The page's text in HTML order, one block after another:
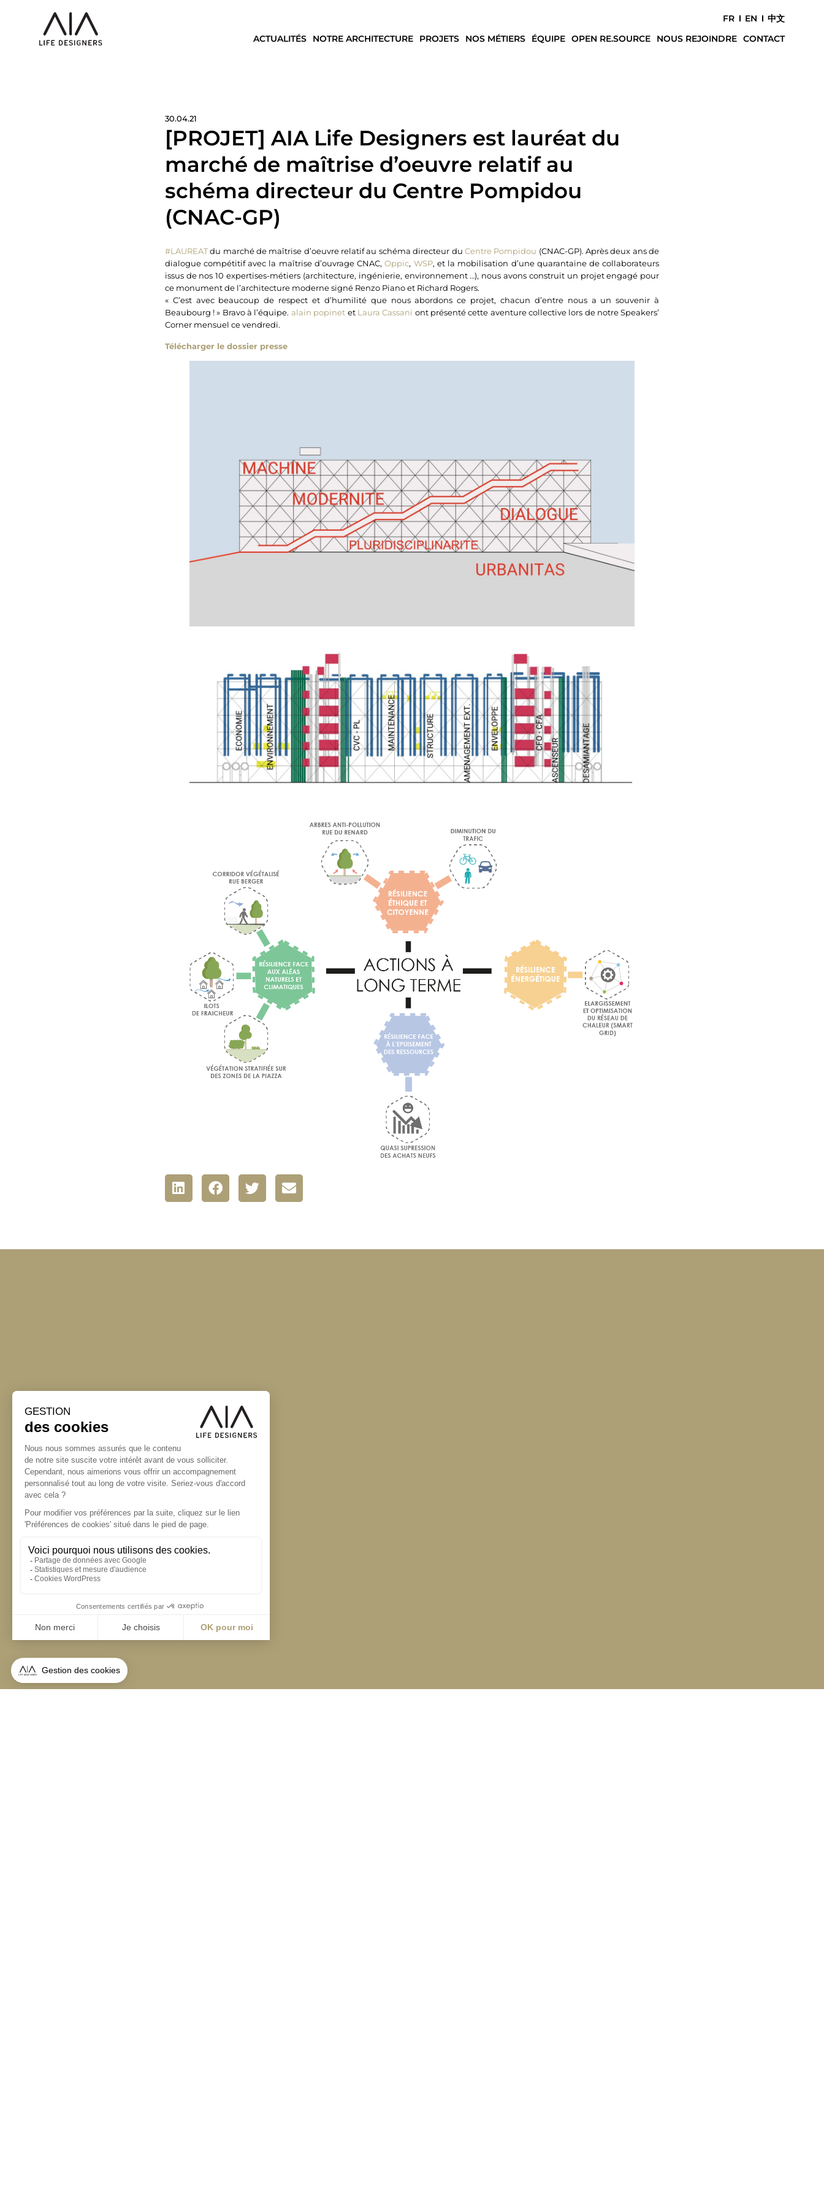
FR EN
中文
ACTUALITÉS
NOTRE ARCHITECTURE PROJETS NOS MÉTIERS ÉQUIPE OPEN RE.SOURCE NOUS REJOINDRE CONTACT
30.04.21
[PROJET] AIA Life Designers est lauréat du
marché de maîtrise d’oeuvre relatif au
schéma directeur du Centre Pompidou
(CNAC-GP)
#LAUREATdu marché de maîtrise d’oeuvre relatif au schéma directeur du Centre Pompidou (CNAC-GP). Après deux ans de
dialogue compétitif avec la maîtrise d’ouvrage CNAC,Oppic, WSP, et la mobilisation d’une quarantaine de collaborateurs
issus de nos 10 expertises-métiers (architecture, ingénierie, environnement …), nous avons construit un projet engagé pour
ce monument de l’architecture moderne signé Renzo Piano et Richard Rogers.
« C’est avec beaucoup de respect et d’humilité que nous abordons ce projet, chacun d’entre nous a un souvenir à
Beaubourg ! » Bravo à l’équipe. alain popinet et Laura Cassani ont présenté cette aventure collective lors de notre Speakers’
Corner mensuel ce vendredi.
Télécharger le dossier presse